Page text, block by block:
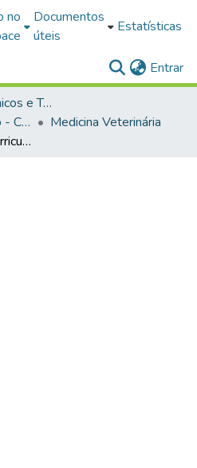
no
Documentos
úteis
Estatísticas
Entrar
Trabalhos Acadêmicos e Técnicos
Trabalhos de Conclusão - Cursos de Graduação
Medicina Veterinária
Relatório de estágio curricular supervisionado em medicina veterinária - manejo em bovinocultura de leite